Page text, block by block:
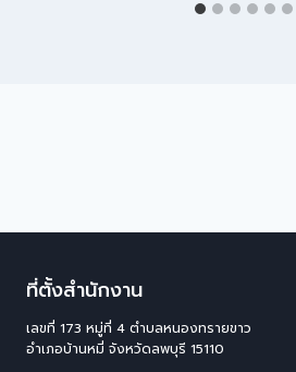
ที่ตั้งสำนักงาน
เลขที่ 173 หมู่ที่ 4 ตําบลหนองทรายขาว
อําเภอบ้านหมี่ จังหวัดลพบุรี 15110